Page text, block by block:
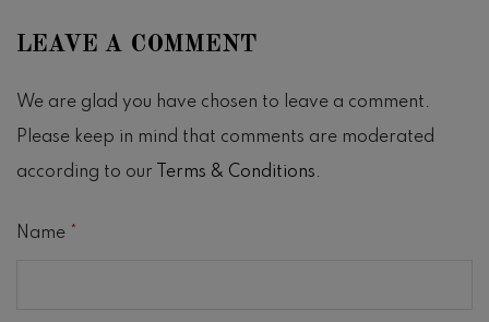
LEAVE A COMMENT
We are glad you have chosen to leave a comment.
Please keep in mind that comments are moderated
according to our Terms & Conditions.
Name